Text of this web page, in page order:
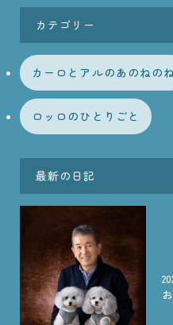
カテゴリー
カーロとアルのあのねのね
ロッロのひとりごと
最新の日記